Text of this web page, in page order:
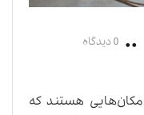
0 دیدگاه
هستند که